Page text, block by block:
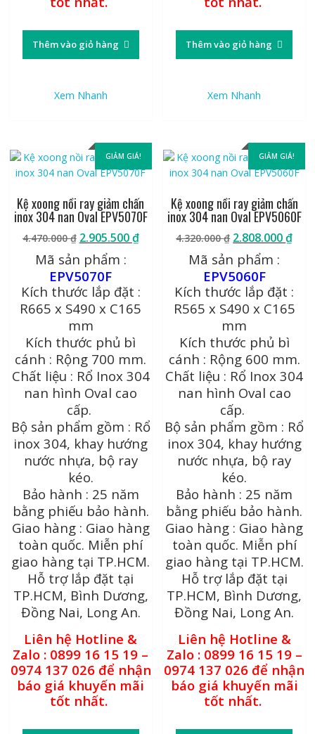
Thêm vào giỏ hàng
Xem Nhanh
Thêm vào giỏ hàng
Xem Nhanh
GIẢM GIÁ!
Kệ xoong nồi ray giảm chấn
inox 304 nan Oval EPV5070F
4.470.000₫ Giá
gốc
là:
4.470.000 ₫.
2.905.500₫Giá
2.905.500 ₫.
Mã sản phẩm :
EPV5070F
Kích thước lắp đặt :
R665 x S490 x C165
mm
Kích thước phủ bì
cánh : Rộng 700 mm.
Chất liệu : Rổ Inox 304
nan hình Oval cao
cấp.
Bộ sản phẩm gồm : Rổ
inox 304, khay hướng
nước nhựa, bộ ray
kéo.
Bảo hành : 25 năm
bằng phiếu bảo hành.
Giao hàng : Giao hàng
toàn quốc. Miễn phí
giao hàng tại TP.HCM.
Hỗ trợ lắp đặt tại
TP.HCM, Bình Dương,
Đồng Nai, Long An.
Liên hệ Hotline &
Zalo : 0899 16 15 19 –
0974 137 026 để nhận
báo giá khuyến mãi
tốt nhất.
GIẢM GIÁ!
Kệ xoong nồi ray giảm chấn
inox 304 nan Oval EPV5060F
4.320.000₫ Giá
gốc
là:
4.320.000 ₫.
2.808.000₫Giá
Mã sản phẩm :
EPV5060F
Kích thước lắp đặt :
R565 x S490 x C165
mm
Kích thước phủ bì
cánh : Rộng 600 mm.
Chất liệu : Rổ Inox 304
nan hình Oval cao
cấp.
Bộ sản phẩm gồm : Rổ
inox 304, khay hướng
nước nhựa, bộ ray
kéo.
Bảo hành : 25 năm
bằng phiếu bảo hành.
Giao hàng : Giao hàng
toàn quốc. Miễn phí
giao hàng tại TP.HCM.
Hỗ trợ lắp đặt tại
TP.HCM, Bình Dương,
Đồng Nai, Long An.
Liên hệ Hotline &
Zalo : 0899 16 15 19 –
0974 137 026 để nhận
báo giá khuyến mãi
tốt nhất.